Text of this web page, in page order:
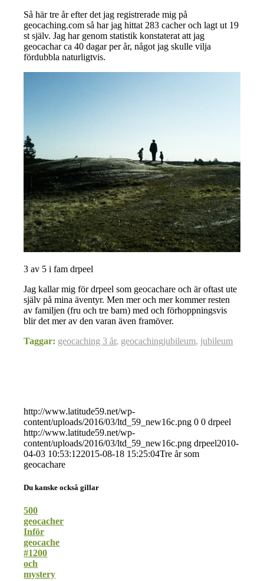
Så här tre år efter det jag registrerade mig på
geocaching.com så har jag hittat 283 cacher och lagt ut 19
st själv. Jag har genom statistik konstaterat att jag
geocachar ca 40 dagar per år, något jag skulle vilja
fördubbla naturligtvis.
3 av 5 i fam drpeel
Jag kallar mig för drpeel som geocachare och är oftast ute
själv på mina äventyr. Men mer och mer kommer resten
av familjen (fru och tre barn) med och förhoppningsvis
blir det mer av den varan även framöver.
Taggar: geocaching 3 år, geocachingjubileum, jubileum
http://www.latitude59.net/wp-
content/uploads/2016/03/ltd_59_new16c.png 0 0 drpeel
http://www.latitude59.net/wp-
content/uploads/2016/03/ltd_59_new16c.png drpeel2010-
04-03 10:53:122015-08-18 15:25:04Tre år som
geocachare
Du kanske också gillar
500
geocacher
Inför
geocache
#1200
och
mystery